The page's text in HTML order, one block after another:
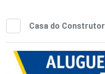
Casa do Construtor